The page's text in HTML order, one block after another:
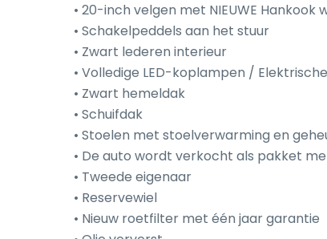
• 20-inch velgen met NIEUWE
• Schakelpeddels aan het stuur
• Zwart lederen interieur
• Volledige LED-koplampen /
• Zwart hemeldak
• Schuifdak
• Stoelen met stoelverwarming en
• De auto wordt verkocht als pakket
• Tweede eigenaar
• Reservewiel
• Nieuw roetfilter met één jaar garantie